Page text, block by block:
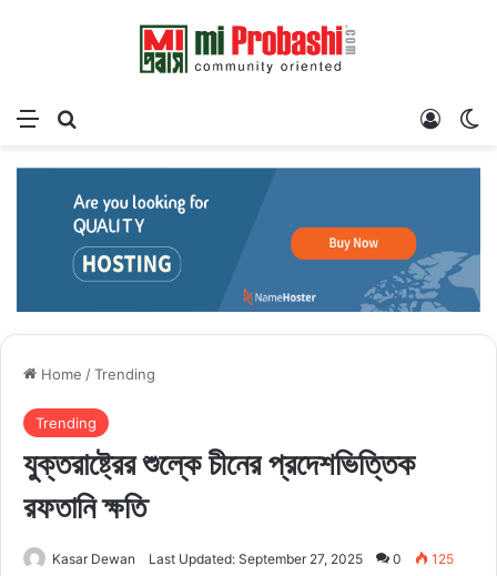
Menu Log In
Home /Trending
Trending
যুক্তরাষ্ট্রের শুল্কে চীনের প্রদেশভিত্তিক
রফতানি ক্ষতি
Kasar Dewan Last Updated: September 27, 2025 0 125